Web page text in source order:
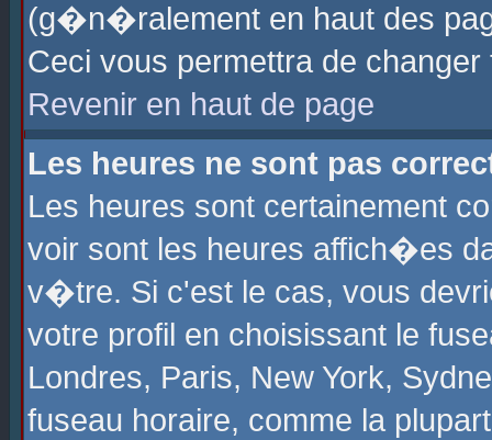
(g�n�ralement en haut des
Ceci vous permettra de
Revenir en haut de page
Les heures ne sont pas
Les heures sont certainement
voir sont les heures affich�es
v�tre. Si c'est le cas, vous
votre profil en choisissant le
Londres, Paris, New York,
fuseau horaire, comme la